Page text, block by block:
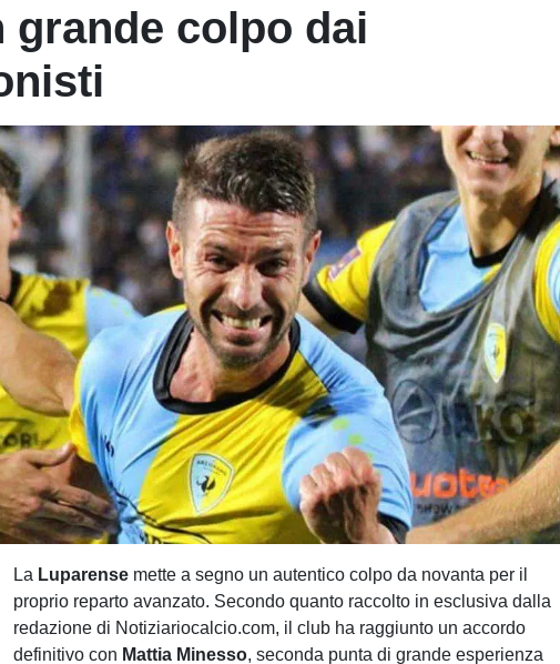
grande colpo dai
La Luparense mette a segno un autentico colpo da novanta per il
proprio reparto avanzato. Secondo quanto raccolto in esclusiva dalla
redazione di Notiziariocalcio.com, il club ha raggiunto un accordo
definitivo con Mattia Minesso, seconda punta di grande esperienza